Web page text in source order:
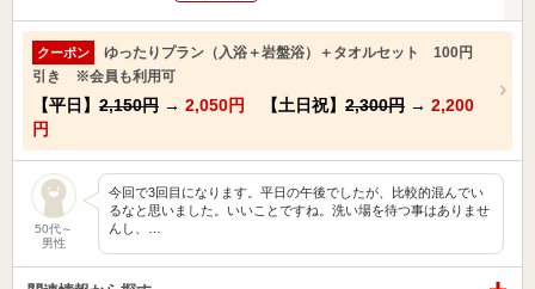
クーポン
ゆったりプラン（入浴＋岩盤浴）＋タオルセット 100円
引き ※会員も利用可
【平日】 2,150円 → 2,050円 【土日祝】 2,300円 → 2,200
円
50代～
男性
今回で3回目になります。平日の午後でしたが、比較的混んでい
るなと思いました。いいことですね。洗い場を待つ事はありませ
んし、…